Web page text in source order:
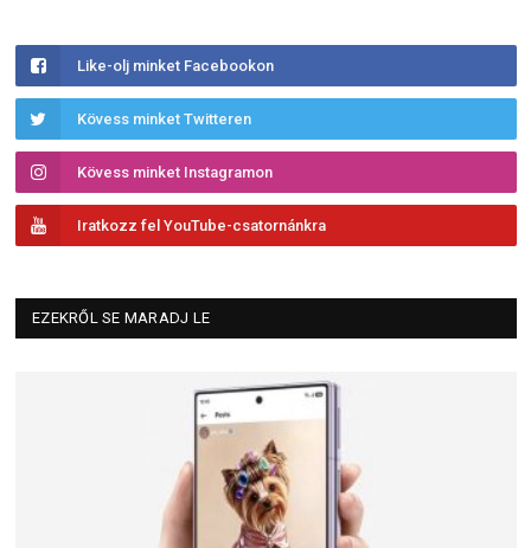
Like-olj minket Facebookon
Kövess minket Twitteren
Kövess minket Instagramon
Iratkozz fel YouTube-csatornánkra
EZEKRŐL SE MARADJ LE